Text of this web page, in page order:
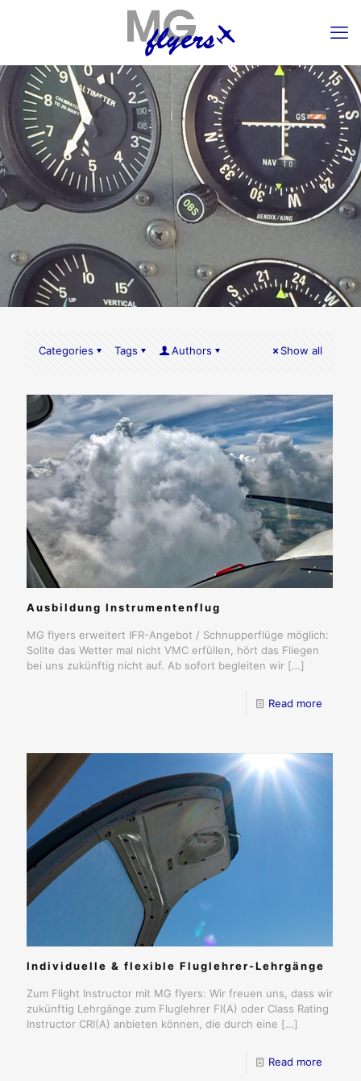
Categories Tags Authors Show all
Ausbildung Instrumentenflug
MG flyers erweitert IFR-Angebot / Schnupperflüge möglich:
Sollte das Wetter mal nicht VMC erfüllen, hört das Fliegen
bei uns zukünftig nicht auf. Ab sofort begleiten wir […]
Read more
Individuelle & flexible Fluglehrer-Lehrgänge
Zum Flight Instructor mit MG flyers: Wir freuen uns, dass wir
zukünftig Lehrgänge zum Fluglehrer FI(A) oder Class Rating
Instructor CRI(A) anbieten können, die durch eine […]
Read more